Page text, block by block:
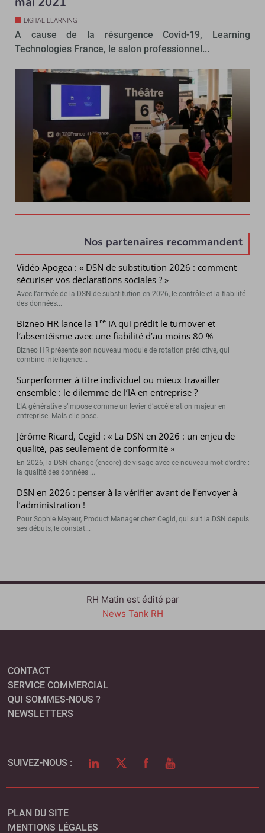
DIGITAL LEARNING
A cause de la résurgence Covid-19, Learning
Technologies France, le salon professionnel...
Nos partenaires recommandent
Vidéo Apogea : « DSN de substitution 2026 : comment
sécuriser vos déclarations sociales ? »
Avec l’arrivée de la DSN de substitution en 2026, le contrôle et la fiabilité
des données...
Bizneo HR lance la 1 re IA qui prédit le turnover et
l’absentéisme avec une fiabilité d’au moins 80 %
Bizneo HR présente son nouveau module de rotation prédictive, qui
combine intelligence...
Surperformer à titre individuel ou mieux travailler
ensemble : le dilemme de l’IA en entreprise ?
L’IA générative s’impose comme un levier d’accélération majeur en
entreprise. Mais elle pose...
Jérôme Ricard, Cegid : « La DSN en 2026 : un enjeu de
qualité, pas seulement de conformité »
En 2026, la DSN change (encore) de visage avec ce nouveau mot d’ordre :
la qualité des données ...
DSN en 2026 : penser à la vérifier avant de l’envoyer à
l’administration !
Pour Sophie Mayeur, Product Manager chez Cegid, qui suit la DSN depuis
ses débuts, le constat...
RH Matin est édité par
News Tank RH
CONTACT
SERVICE COMMERCIAL
QUI SOMMES-NOUS ?
NEWSLETTERS
SUIVEZ-NOUS : LINKEDINTWITTERFACEBOOK
YOUTUBE
PLAN DU SITE
MENTIONS LÉGALES